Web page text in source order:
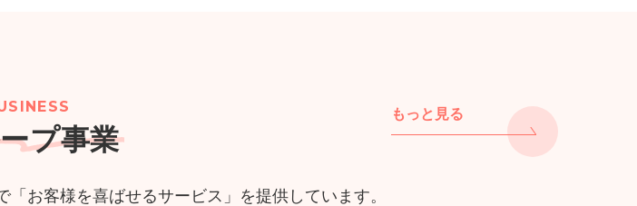
プ事業
お客様を喜ばせるサービス」を提供しています。
もっと見る